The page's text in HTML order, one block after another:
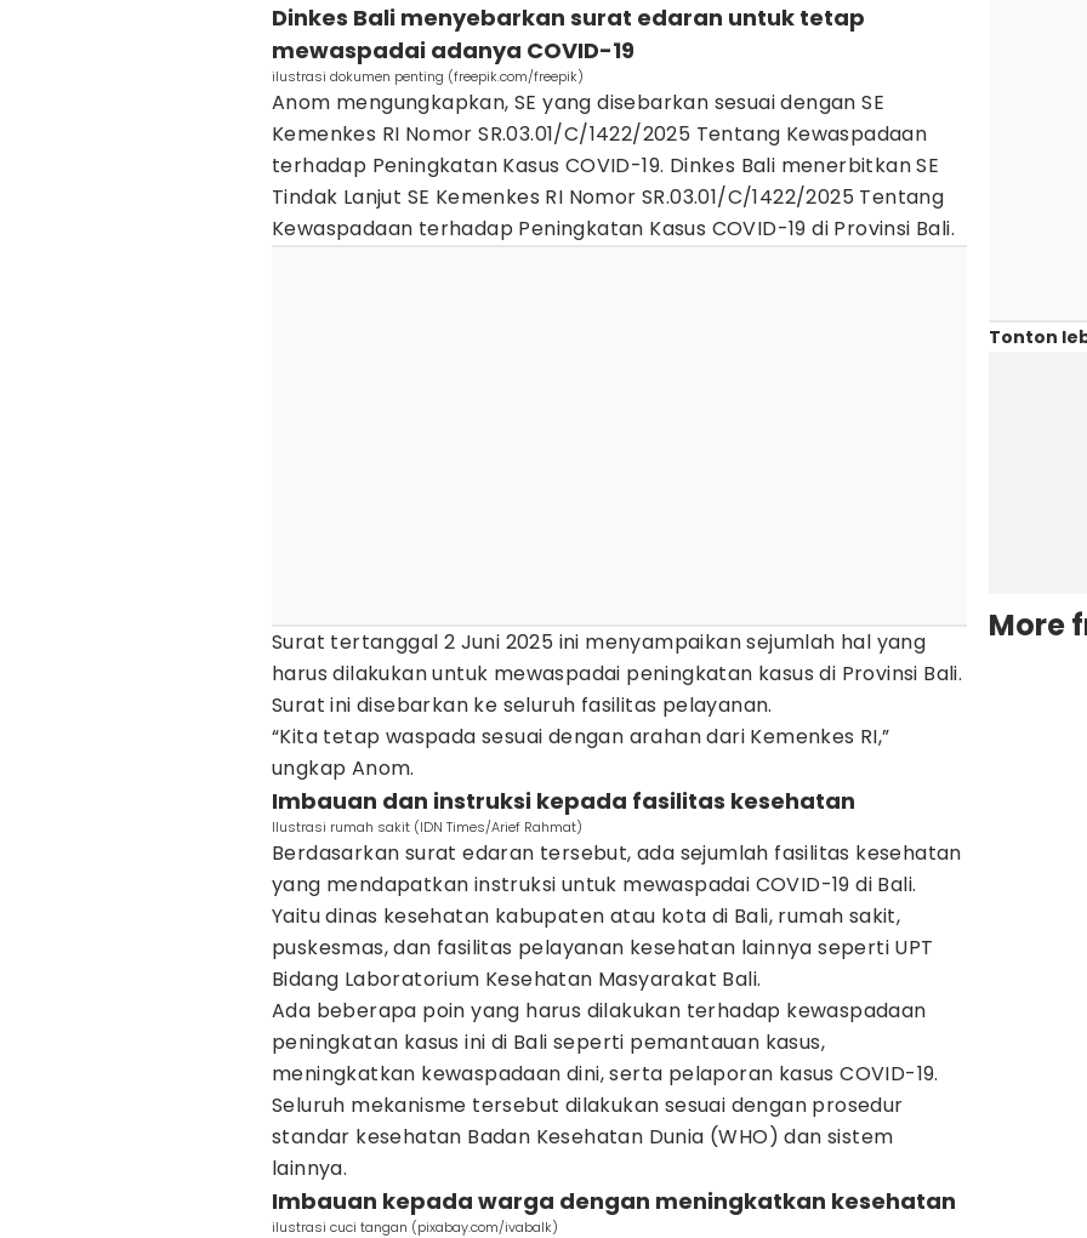
Dinkes Bali menyebarkan surat edaran untuk tetap
mewaspadai adanya COVID-19
ilustrasi dokumen penting (freepik.com/freepik)
Anom mengungkapkan, SE yang disebarkan sesuai dengan SE
Kemenkes RI Nomor SR.03.01/C/1422/2025 Tentang Kewaspadaan
terhadap Peningkatan Kasus COVID-19. Dinkes Bali menerbitkan SE
Tindak Lanjut SE Kemenkes RI Nomor SR.03.01/C/1422/2025 Tentang
Kewaspadaan terhadap Peningkatan Kasus COVID-19 di Provinsi Bali.
Surat tertanggal 2 Juni 2025 ini menyampaikan sejumlah hal yang
harus dilakukan untuk mewaspadai peningkatan kasus di Provinsi Bali.
Surat ini disebarkan ke seluruh fasilitas pelayanan.
“Kita tetap waspada sesuai dengan arahan dari Kemenkes RI,”
ungkap Anom.
Imbauan dan instruksi kepada fasilitas kesehatan
Ilustrasi rumah sakit (IDN Times/Arief Rahmat)
Berdasarkan surat edaran tersebut, ada sejumlah fasilitas kesehatan
yang mendapatkan instruksi untuk mewaspadai COVID-19 di Bali.
Yaitu dinas kesehatan kabupaten atau kota di Bali, rumah sakit,
puskesmas, dan fasilitas pelayanan kesehatan lainnya seperti UPT
Bidang Laboratorium Kesehatan Masyarakat Bali.
Ada beberapa poin yang harus dilakukan terhadap kewaspadaan
peningkatan kasus ini di Bali seperti pemantauan kasus,
meningkatkan kewaspadaan dini, serta pelaporan kasus COVID-19.
Seluruh mekanisme tersebut dilakukan sesuai dengan prosedur
standar kesehatan Badan Kesehatan Dunia (WHO) dan sistem
lainnya.
Imbauan kepada warga dengan meningkatkan kesehatan
ilustrasi cuci tangan (pixabay.com/ivabalk)
Tonton
More